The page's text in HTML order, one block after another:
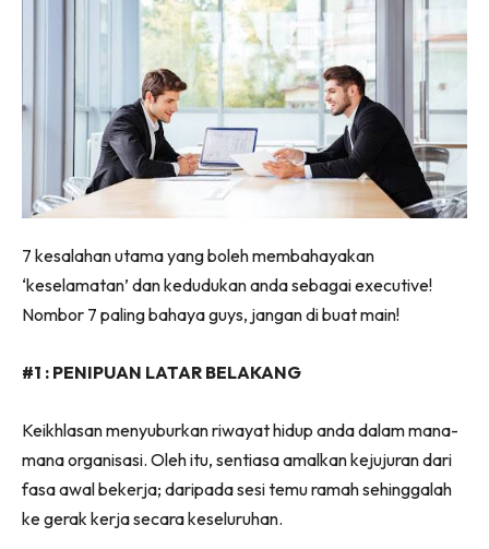
7 kesalahan utama yang boleh membahayakan
‘keselamatan’ dan kedudukan anda sebagai executive!
Nombor 7 paling bahaya guys, jangan di buat main!
#1 : PENIPUAN LATAR BELAKANG
Keikhlasan menyuburkan riwayat hidup anda dalam mana-
mana organisasi. Oleh itu, sentiasa amalkan kejujuran dari
fasa awal bekerja; daripada sesi temu ramah sehinggalah
ke gerak kerja secara keseluruhan.